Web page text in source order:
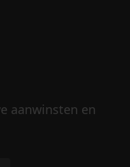
aanwinsten en